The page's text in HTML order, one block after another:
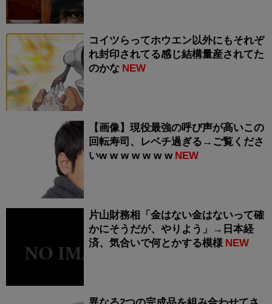
コイツらってホウエン以外にもそれぞ
れ封印されてる感じ結構量産されてた
のかな NEW
【画像】現役最強の呼び声が高いこの
回転寿司、レベチ過ぎる→ご覧くださ
いw w w w w w w NEW
片山財務相「金はない金はないって確
かにそうだが、やりよう」→日本経
済、気合いで何とかする模様 NEW